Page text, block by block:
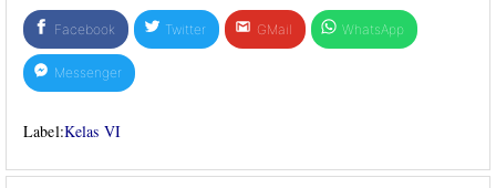
Facebook Twitter GMail WhatsApp
Messenger
Label:Kelas VI